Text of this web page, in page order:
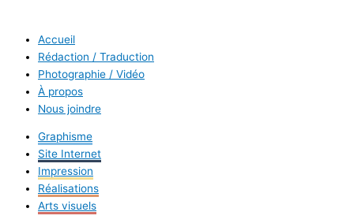
Accueil
Rédaction / Traduction
Photographie / Vidéo
À propos
Nous joindre
Graphisme
Site Internet
Impression
Réalisations
Arts visuels